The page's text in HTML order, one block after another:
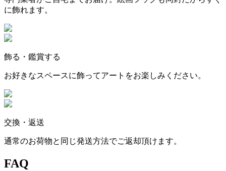
に飾れます。
飾る・鑑賞する
お好きなスペースに飾ってアートをお楽しみください。
交換・返送
通常のお荷物と同じ発送方法でご返却頂けます。
FAQ